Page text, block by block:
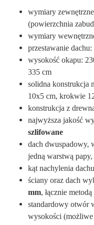
wymiary
(powierzchnia
wymiary
przestawanie
wysokość okapu:
335 cm
solidna konstrukcja
10x5 cm, krokwie
konstrukcja z
najwyższa jakość
szlifowane
dach dwuspadowy,
jedną warstwą
kąt nachylenia
ściany oraz dach
mm, łącznie
standardowy otwór
wysokości